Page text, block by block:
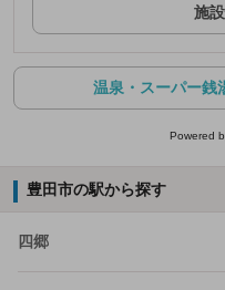
施
温泉・スーパー銭
Powered
豊田市の駅から探す
四郷